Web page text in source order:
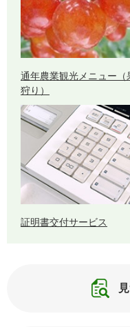
通年農業観光メニュー（
狩り）
証明書交付サービス